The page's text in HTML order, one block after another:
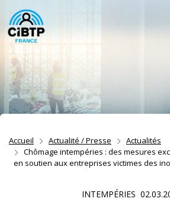
Aller au contenu
Aller à la recherche
Aller à la navigation
Accueil Actualité / Presse
Actualités
Chômage intempéries : des mesures
en soutien aux entreprises victimes des
INTEMPÉRIES